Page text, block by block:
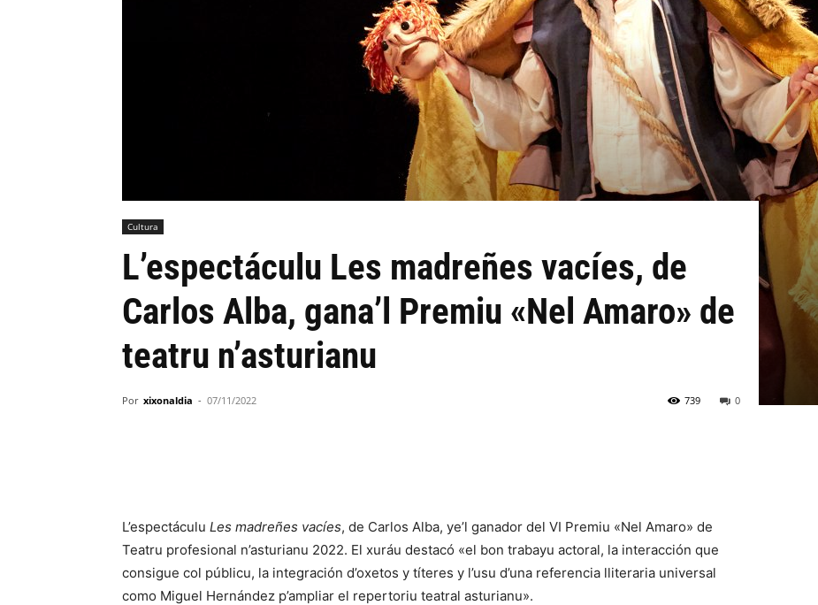
Cultura
L’espectáculu Les madreñes vacíes, de
Carlos Alba, gana’l Premiu «Nel Amaro» de
teatru n’asturianu
Por xixonaldia - 07/11/2022 0
739
L’espectáculu Les madreñes vacíes, de Carlos Alba, ye’l ganador del VI Premiu «Nel Amaro» de
Teatru profesional n’asturianu 2022. El xuráu destacó «el bon trabayu actoral, la interacción que
consigue col públicu, la integración d’oxetos y títeres y l’usu d’una referencia lliteraria universal
como Miguel Hernández p’ampliar el repertoriu teatral asturianu».